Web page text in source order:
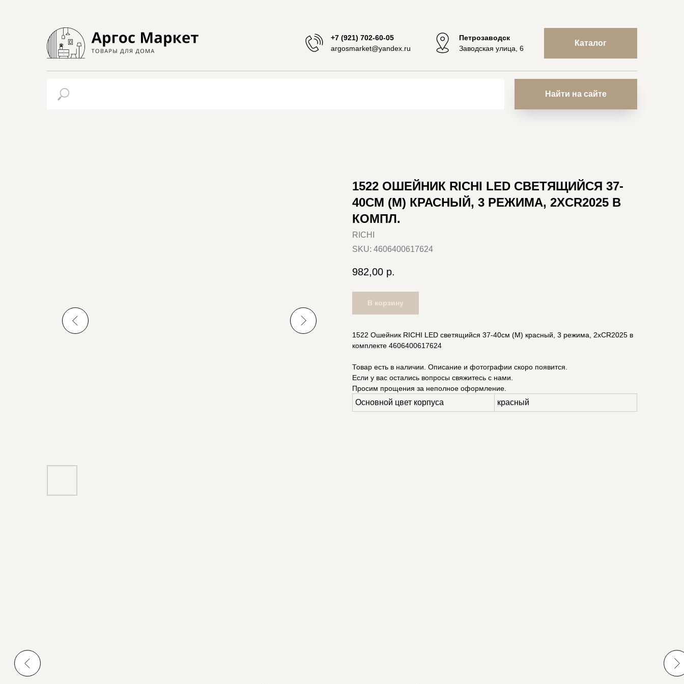
+7 (921) 702-60-05
argosmarket@yandex.ru
Петрозаводск
Заводская улица, 6
Каталог
Найти на сайте
1522 ОШЕЙНИК RICHI LED СВЕТЯЩИЙСЯ 37-
40СМ (M) КРАСНЫЙ, 3 РЕЖИМА, 2XCR2025 В
КОМПЛ.
RICHI
SKU: 4606400617624
982,00 р.
В корзину
1522 Ошейник RICHI LED светящийся 37-40см (M) красный, 3 режима, 2xCR2025 в
комплекте 4606400617624
Товар есть в наличии. Описание и фотографии скоро появится.
Если у вас остались вопросы свяжитесь с нами.
Просим прощения за неполное оформление.
Основной цвет корпуса красный